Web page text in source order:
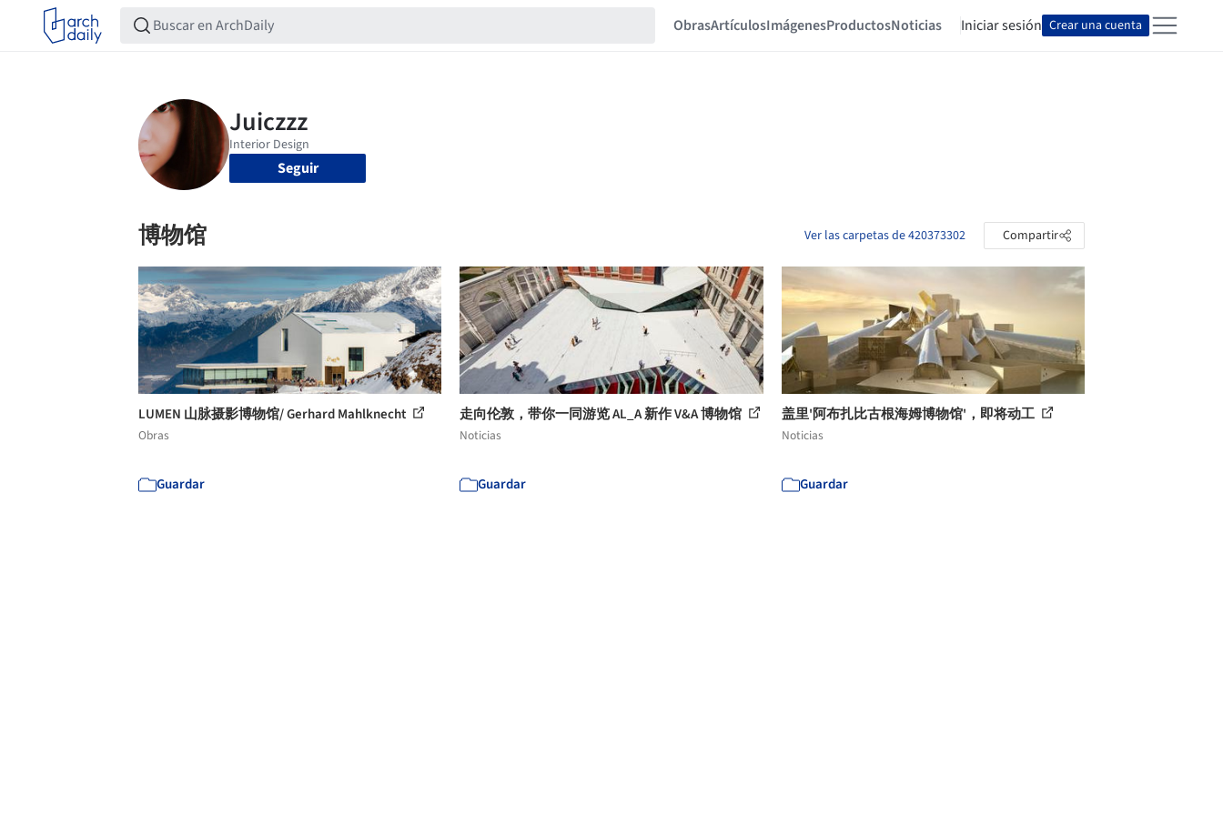
ObrasArtículosImágenesProductosNoticias Iniciar sesión Crear una cuenta
Seguir
博物馆 Ver las carpetas de 420373302 Compartir
LUMEN 山脉摄影博物馆/ Gerhard Mahlknecht
Obras
Guardar
走向伦敦，带你一同游览 AL_A 新作 V&A 博物馆
Noticias
Guardar
盖里'阿布扎比古根海姆博物馆'，即将动工
Noticias
Guardar